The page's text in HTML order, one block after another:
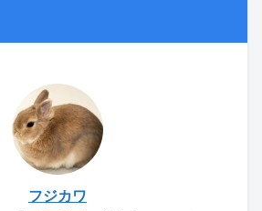
フジカワ